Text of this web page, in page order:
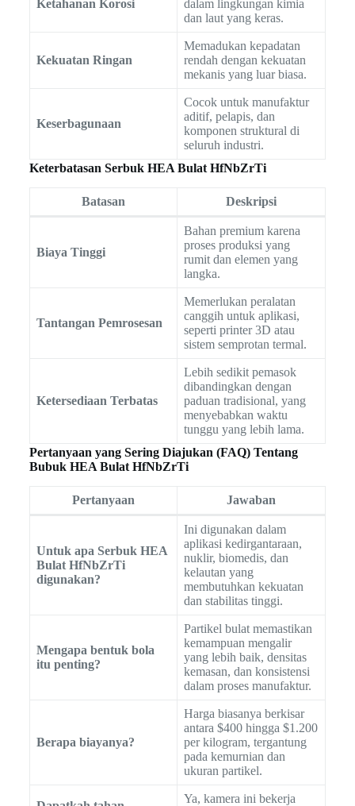
Ketahanan Korosi
dalam lingkungan kimia
dan laut yang keras.
Kekuatan Ringan
Memadukan kepadatan
rendah dengan kekuatan
mekanis yang luar biasa.
Keserbagunaan
Cocok untuk manufaktur
aditif, pelapis, dan
komponen struktural di
seluruh industri.
Keterbatasan Serbuk HEA Bulat HfNbZrTi
Batasan Deskripsi
Biaya Tinggi
Bahan premium karena
proses produksi yang
rumit dan elemen yang
langka.
Tantangan Pemrosesan
Memerlukan peralatan
canggih untuk aplikasi,
seperti printer 3D atau
sistem semprotan termal.
Ketersediaan Terbatas
Lebih sedikit pemasok
dibandingkan dengan
paduan tradisional, yang
menyebabkan waktu
tunggu yang lebih lama.
Pertanyaan yang Sering Diajukan (FAQ) Tentang
Bubuk HEA Bulat HfNbZrTi
Pertanyaan Jawaban
Untuk apa Serbuk HEA
Bulat HfNbZrTi
digunakan?
Ini digunakan dalam
aplikasi kedirgantaraan,
nuklir, biomedis, dan
kelautan yang
membutuhkan kekuatan
dan stabilitas tinggi.
Mengapa bentuk bola
itu penting?
Partikel bulat memastikan
kemampuan mengalir
yang lebih baik, densitas
kemasan, dan konsistensi
dalam proses manufaktur.
Berapa biayanya?
Harga biasanya berkisar
antara $400 hingga $1.200
per kilogram, tergantung
pada kemurnian dan
ukuran partikel.
Ya, kamera ini bekerja